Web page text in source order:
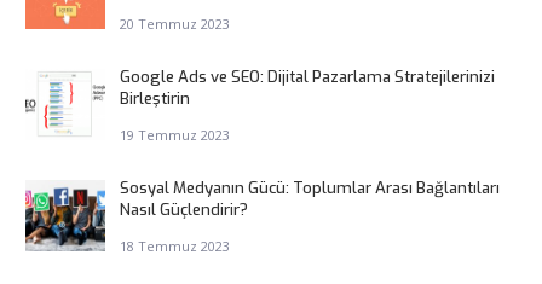
20 Temmuz 2023
Google Ads ve SEO: Dijital Pazarlama Stratejilerinizi
Birleştirin
19 Temmuz 2023
Sosyal Medyanın Gücü: Toplumlar Arası Bağlantıları
Nasıl Güçlendirir?
18 Temmuz 2023